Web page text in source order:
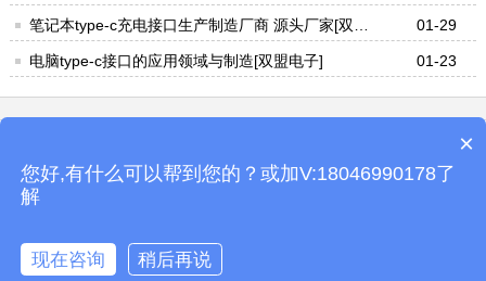
[双盟电子]
笔记本type-c充电接口生产制造厂商 源头厂家[双盟
电子]
01-29
电脑type-c接口的应用领域与制造[双盟电子] 01-23
微 信：SUNMONpogopin
邮 箱：sale@suntech-elec.com
公司地址：广东省东莞市长安镇乌沙振源路12号3号楼4楼
×
您好,有什么可以帮到您的？或加V:18046990178了
解
现在咨询 稍后再说